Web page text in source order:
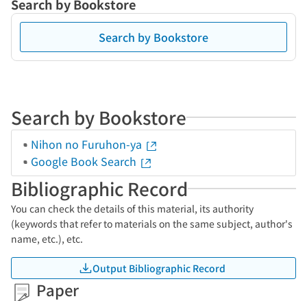
Search by Bookstore
Search by Bookstore
Search by Bookstore
Nihon no Furuhon-ya
Google Book Search
Bibliographic Record
You can check the details of this material, its authority
(keywords that refer to materials on the same subject, author's
name, etc.), etc.
Output Bibliographic Record
Paper